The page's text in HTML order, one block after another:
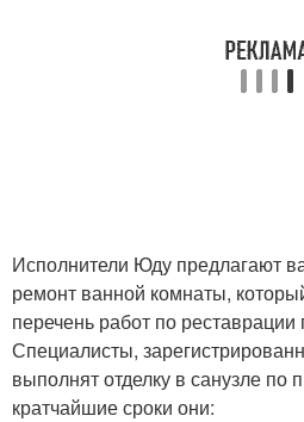
Исполнители Юду предлагают
ремонт ванной комнаты,
перечень работ по
Специалисты,
выполнят отделку в санузле
кратчайшие сроки они: